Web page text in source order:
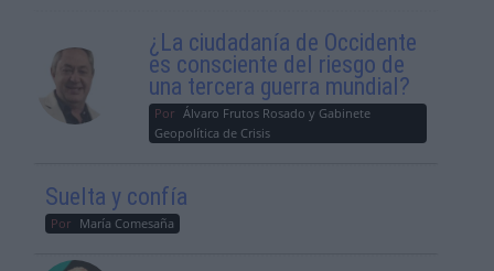
¿La ciudadanía de Occidente
es consciente del riesgo de
una tercera guerra mundial?
Por Álvaro Frutos Rosado y Gabinete
Geopolítica de Crisis
Suelta y confía
Por María Comesaña